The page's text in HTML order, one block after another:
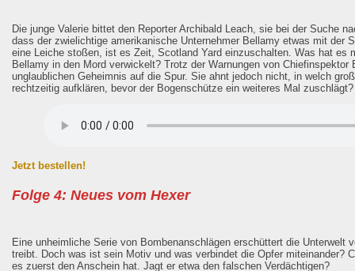
Die junge Valerie bittet den Reporter Archibald Leach, sie bei der Suche
dass der zwielichtige amerikanische Unternehmer Bellamy etwas mit der
eine Leiche stoßen, ist es Zeit, Scotland Yard einzuschalten. Was hat
Bellamy in den Mord verwickelt? Trotz der Warnungen von
unglaublichen Geheimnis auf die Spur. Sie ahnt jedoch nicht, in welch
rechtzeitig aufklären, bevor der Bogenschütze ein weiteres Mal zuschlägt?
Jetzt bestellen!
Folge 4: Neues vom Hexer
Eine unheimliche Serie von Bombenanschlägen erschüttert die
treibt. Doch was ist sein Motiv und was verbindet die Opfer
es zuerst den Anschein hat. Jagt er etwa den falschen Verdächtigen?